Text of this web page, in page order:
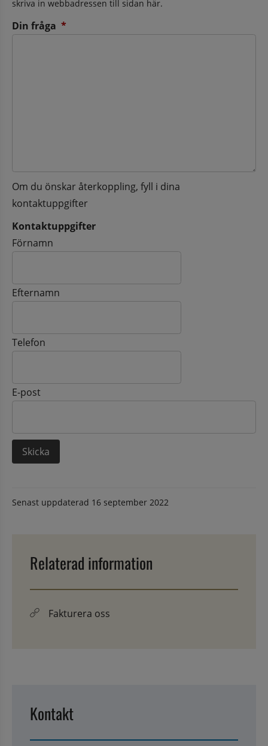
skriva in webbadressen till sidan här.
Din fråga *
Om du önskar återkoppling, fyll i dina
kontaktuppgifter
Kontaktuppgifter
Kontaktuppgifter
Förnamn
Efternamn
Telefon
E-post
Senast uppdaterad 16 september 2022
Relaterad information
Fakturera oss
Kontakt